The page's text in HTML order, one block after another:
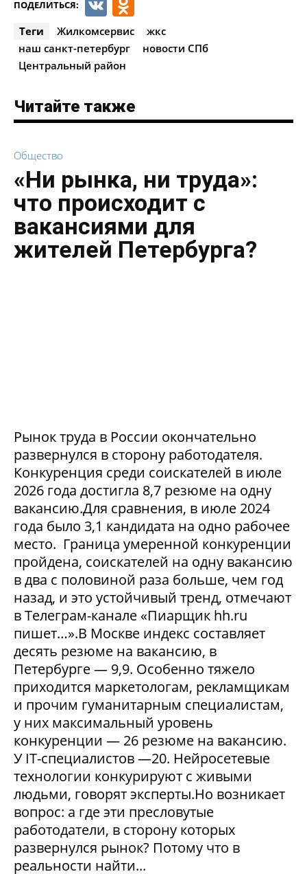
ПОДЕЛИТЬСЯ:
Теги Жилкомсервис
жкс
наш санкт-петербург
новости СПб
Центральный район
Читайте также
Общество
«Ни рынка, ни труда»:
что происходит с
вакансиями для
жителей Петербурга?
Рынок труда в России окончательно
развернулся в сторону работодателя.
Конкуренция среди соискателей в июле
2026 года достигла 8,7 резюме на одну
вакансию.Для сравнения, в июле 2024
года было 3,1 кандидата на одно рабочее
место. Граница умеренной конкуренции
пройдена, соискателей на одну вакансию
в два с половиной раза больше, чем год
назад, и это устойчивый тренд, отмечают
в Телеграм-канале «Пиарщик hh.ru
пишет…».В Москве индекс составляет
десять резюме на вакансию, в
Петербурге — 9,9. Особенно тяжело
приходится маркетологам, рекламщикам
и прочим гуманитарным специалистам,
у них максимальный уровень
конкуренции — 26 резюме на вакансию.
У IT-специалистов —20. Нейросетевые
технологии конкурируют с живыми
людьми, говорят эксперты.Но возникает
вопрос: а где эти пресловутые
работодатели, в сторону которых
развернулся рынок? Потому что в
реальности найти...